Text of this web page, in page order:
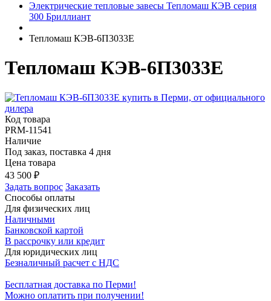
Электрические тепловые завесы Тепломаш КЭВ серия
300 Бриллиант
Тепломаш КЭВ-6П3033Е
Тепломаш КЭВ-6П3033Е
Код товара
PRM-11541
Наличие
Под заказ, поставка 4 дня
Цена товара
43 500 ₽
Задать вопрос Заказать
Способы оплаты
Для физических лиц
Наличными
Банковской картой
В рассрочку или кредит
Для юридических лиц
Безналичный расчет с НДС
Бесплатная доставка по Перми!
Можно оплатить при получении!